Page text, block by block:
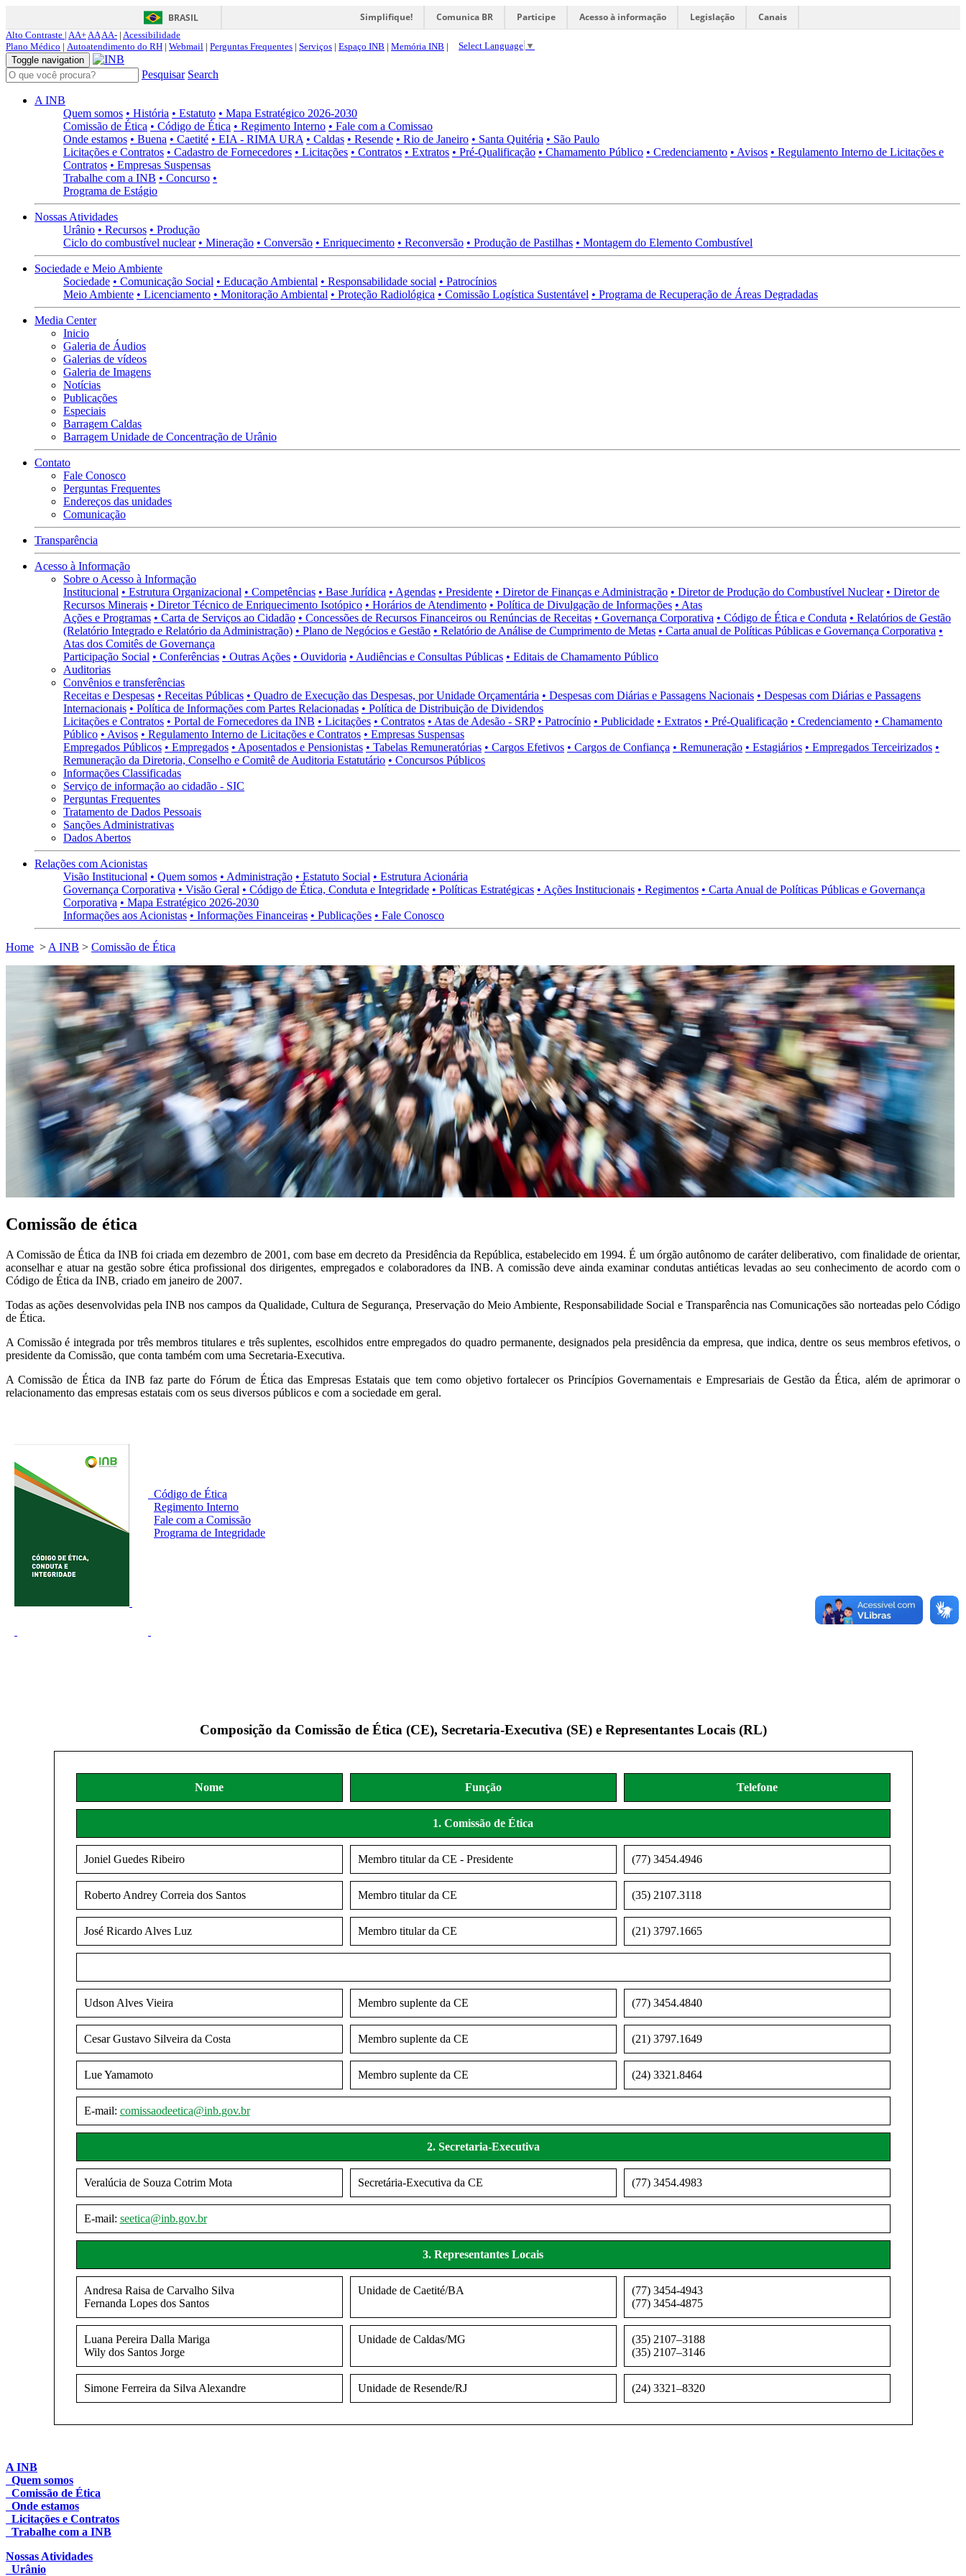
BRASIL Simplifique! Comunica BR Participe Acesso à informação Legislação Canais
Alto Contraste | AA+AAAA- | Acessibilidade
Plano Médico | Autoatendimento do RH | Webmail | Perguntas Frequentes | Serviços | Espaço INB | Memória INB | Select Language ▼
Toggle navigation
Pesquisar Search
A INB
Quem somos • História • Estatuto • Mapa Estratégico 2026-2030
Comissão de Ética • Código de Ética • Regimento Interno • Fale com a Comissao
Onde estamos • Buena • Caetité • EIA - RIMA URA • Caldas • Resende • Rio de Janeiro • Santa Quitéria • São Paulo
Licitações e Contratos • Cadastro de Fornecedores • Licitações • Contratos • Extratos • Pré-Qualificação • Chamamento Público • Credenciamento • Avisos • Regulamento Interno de Licitações e
Contratos • Empresas Suspensas
Trabalhe com a INB • Concurso •
Programa de Estágio
Nossas Atividades
Urânio • Recursos • Produção
Ciclo do combustível nuclear • Mineração • Conversão • Enriquecimento • Reconversão • Produção de Pastilhas • Montagem do Elemento Combustível
Sociedade e Meio Ambiente
Sociedade • Comunicação Social • Educação Ambiental • Responsabilidade social • Patrocínios
Meio Ambiente • Licenciamento • Monitoração Ambiental • Proteção Radiológica • Comissão Logística Sustentável • Programa de Recuperação de Áreas Degradadas
Media Center
Inicio
Galeria de Áudios
Galerias de vídeos
Galeria de Imagens
Notícias
Publicações
Especiais
Barragem Caldas
Barragem Unidade de Concentração de Urânio
Contato
Fale Conosco
Perguntas Frequentes
Endereços das unidades
Comunicação
Transparência
Acesso à Informação
Sobre o Acesso à Informação
Institucional • Estrutura Organizacional • Competências • Base Jurídica • Agendas • Presidente • Diretor de Finanças e Administração • Diretor de Produção do Combustível Nuclear • Diretor de
Recursos Minerais • Diretor Técnico de Enriquecimento Isotópico • Horários de Atendimento • Política de Divulgação de Informações • Atas
Ações e Programas • Carta de Serviços ao Cidadão • Concessões de Recursos Financeiros ou Renúncias de Receitas • Governança Corporativa • Código de Ética e Conduta • Relatórios de Gestão
(Relatório Integrado e Relatório da Administração) • Plano de Negócios e Gestão • Relatório de Análise de Cumprimento de Metas • Carta anual de Políticas Públicas e Governança Corporativa •
Atas dos Comitês de Governança
Participação Social • Conferências • Outras Ações • Ouvidoria • Audiências e Consultas Públicas • Editais de Chamamento Público
Auditorias
Convênios e transferências
Receitas e Despesas • Receitas Públicas • Quadro de Execução das Despesas, por Unidade Orçamentária • Despesas com Diárias e Passagens Nacionais • Despesas com Diárias e Passagens
Internacionais • Política de Informações com Partes Relacionadas • Política de Distribuição de Dividendos
Licitações e Contratos • Portal de Fornecedores da INB • Licitações • Contratos • Atas de Adesão - SRP • Patrocínio • Publicidade • Extratos • Pré-Qualificação • Credenciamento • Chamamento
Público • Avisos • Regulamento Interno de Licitações e Contratos • Empresas Suspensas
Empregados Públicos • Empregados • Aposentados e Pensionistas • Tabelas Remuneratórias • Cargos Efetivos • Cargos de Confiança • Remuneração • Estagiários • Empregados Terceirizados •
Remuneração da Diretoria, Conselho e Comitê de Auditoria Estatutário • Concursos Públicos
Informações Classificadas
Serviço de informação ao cidadão - SIC
Perguntas Frequentes
Tratamento de Dados Pessoais
Sanções Administrativas
Dados Abertos
Relações com Acionistas
Visão Institucional • Quem somos • Administração • Estatuto Social • Estrutura Acionária
Governança Corporativa • Visão Geral • Código de Ética, Conduta e Integridade • Políticas Estratégicas • Ações Institucionais • Regimentos • Carta Anual de Políticas Públicas e Governança
Corporativa • Mapa Estratégico 2026-2030
Informações aos Acionistas • Informações Financeiras • Publicações • Fale Conosco
Home > A INB > Comissão de Ética
Comissão de ética
A Comissão de Ética da INB foi criada em dezembro de 2001, com base em decreto da Presidência da República, estabelecido em 1994. É um órgão autônomo de caráter deliberativo, com finalidade de orientar,
aconselhar e atuar na gestão sobre ética profissional dos dirigentes, empregados e colaboradores da INB. A comissão deve ainda examinar condutas antiéticas levadas ao seu conhecimento de acordo com o
Código de Ética da INB, criado em janeiro de 2007.
Todas as ações desenvolvidas pela INB nos campos da Qualidade, Cultura de Segurança, Preservação do Meio Ambiente, Responsabilidade Social e Transparência nas Comunicações são norteadas pelo Código
de Ética.
A Comissão é integrada por três membros titulares e três suplentes, escolhidos entre empregados do quadro permanente, designados pela presidência da empresa, que indica, dentre os seus membros efetivos, o
presidente da Comissão, que conta também com uma Secretaria-Executiva.
A Comissão de Ética da INB faz parte do Fórum de Ética das Empresas Estatais que tem como objetivo fortalecer os Princípios Governamentais e Empresariais de Gestão da Ética, além de aprimorar o
relacionamento das empresas estatais com os seus diversos públicos e com a sociedade em geral.
Código de Ética
Regimento Interno
Fale com a Comissão
Programa de Integridade
Composição da Comissão de Ética (CE), Secretaria-Executiva (SE) e Representantes Locais (RL)
Nome Função Telefone
1. Comissão de Ética
Joniel Guedes Ribeiro Membro titular da CE - Presidente (77) 3454.4946
Roberto Andrey Correia dos Santos Membro titular da CE (35) 2107.3118
José Ricardo Alves Luz Membro titular da CE (21) 3797.1665
Udson Alves Vieira Membro suplente da CE (77) 3454.4840
Cesar Gustavo Silveira da Costa Membro suplente da CE (21) 3797.1649
Lue Yamamoto Membro suplente da CE (24) 3321.8464
E-mail: comissaodeetica@inb.gov.br
2. Secretaria-Executiva
Veralúcia de Souza Cotrim Mota Secretária-Executiva da CE (77) 3454.4983
E-mail: seetica@inb.gov.br
3. Representantes Locais
Andresa Raisa de Carvalho Silva
Fernanda Lopes dos Santos
Unidade de Caetité/BA
(77) 3454-4943
(77) 3454-4875
Luana Pereira Dalla Mariga
Wily dos Santos Jorge
Unidade de Caldas/MG
(35) 2107–3188
(35) 2107–3146
Simone Ferreira da Silva Alexandre Unidade de Resende/RJ (24) 3321–8320
A INB
Quem somos
Comissão de Ética
Onde estamos
Licitações e Contratos
Trabalhe com a INB
Nossas Atividades
Urânio